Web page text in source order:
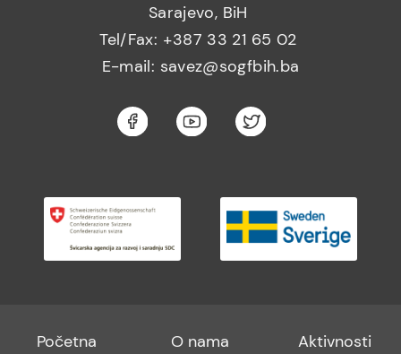
Sarajevo, BiH
Tel/Fax: +387 33 21 65 02
E-mail: savez@sogfbih.ba
Footer
Početna
Footer
O nama
Footer
Aktivnosti